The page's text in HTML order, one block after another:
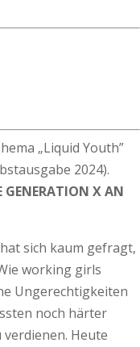
„Liquid Youth”
2024).
GENERATION X AN
sich kaum gefragt,
working girls
Ungerechtigkeiten
noch härter
Heute